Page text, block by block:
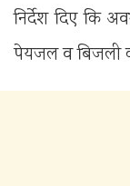
निर्देश दिए कि
पेयजल व बिजली